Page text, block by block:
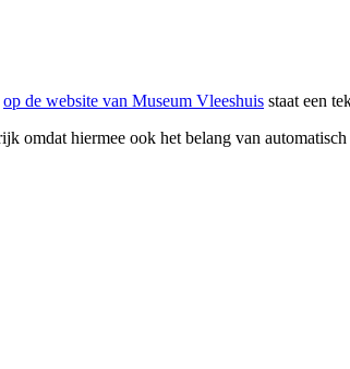
op de website van Museum Vleeshuis staat een
omdat hiermee ook het belang van